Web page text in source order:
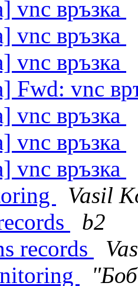
vnc връзка
vnc връзка
vnc връзка
Fwd: vnc
vnc връзка
vnc връзка
vnc връзка
Vasil
b2
records